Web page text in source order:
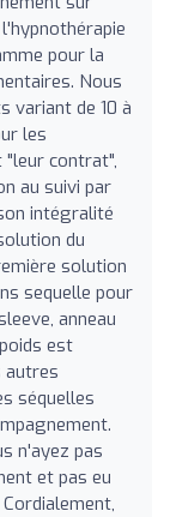
pour la
Nous
variant de 10 à
les
"leur contrat",
au suivi par
intégralité
du
solution
sequelle pour
anneau
est
autres
séquelles
n'ayez pas
et pas eu